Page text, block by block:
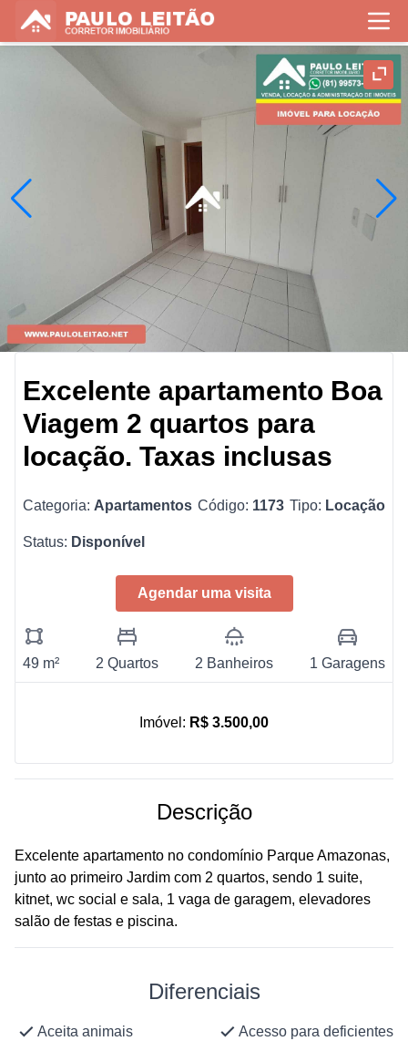
Excelente apartamento Boa
Viagem 2 quartos para
locação. Taxas inclusas
Categoria: Apartamentos Código: 1173 Tipo: Locação
Status: Disponível
Agendar uma visita
49 m² 2 Quartos 2 Banheiros 1 Garagens
Imóvel: R$ 3.500,00
Descrição
Excelente apartamento no condomínio Parque Amazonas,
junto ao primeiro Jardim com 2 quartos, sendo 1 suite,
kitnet, wc social e sala, 1 vaga de garagem, elevadores
salão de festas e piscina.
Diferenciais
Aceita animais Acesso para deficientes